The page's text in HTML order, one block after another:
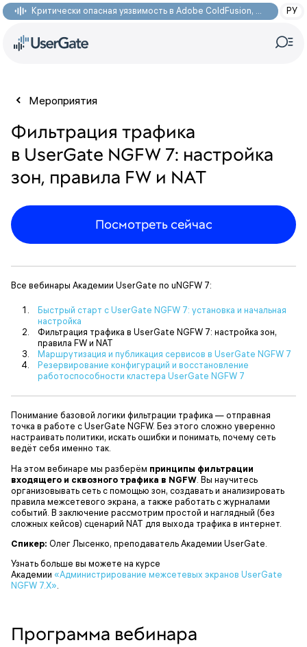
Критически опасная уязвимость в Adobe ColdFusion, позволяющая получить доступ к произвольным файлам: CVE-2026-48282 РУ
Мероприятия
Фильтрация трафика
в UserGate NGFW 7: настройка
зон, правила FW и NAT
Посмотреть сейчас
Все вебинары Академии UserGate по uNGFW 7:
Быстрый старт с UserGate NGFW 7: установка и начальная
настройка
Фильтрация трафика в UserGate NGFW 7: настройка зон,
правила FW и NAT
Маршрутизация и публикация сервисов в UserGate NGFW 7
Резервирование конфигураций и восстановление
работоспособности кластера UserGate NGFW 7
Понимание базовой логики фильтрации трафика — отправная
точка в работе с UserGate NGFW. Без этого сложно уверенно
настраивать политики, искать ошибки и понимать, почему сеть
ведёт себя именно так.
На этом вебинаре мы разберём принципы фильтрации
входящего и сквозного трафика в NGFW . Вы научитесь
организовывать сеть с помощью зон, создавать и анализировать
правила межсетевого экрана, а также работать с журналами
событий. В заключение рассмотрим простой и наглядный (без
сложных кейсов) сценарий NAT для выхода трафика в интернет.
Спикер: Олег Лысенко, преподаватель Академии UserGate.
Узнать больше вы можете на курсе
Академии «Администрирование межсетевых экранов UserGate
NGFW 7.X».
Программа вебинара